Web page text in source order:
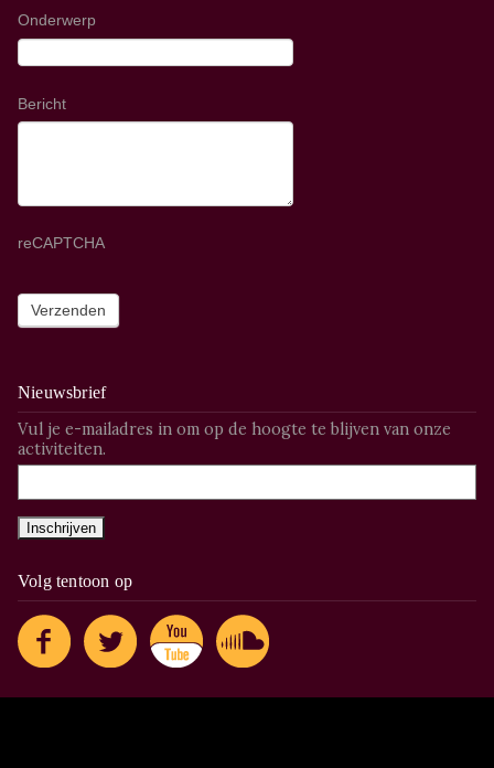
Onderwerp
Bericht
reCAPTCHA
Nieuwsbrief
Vul je e-mailadres in om op de hoogte te blijven van onze
activiteiten.
Volg tentoon op